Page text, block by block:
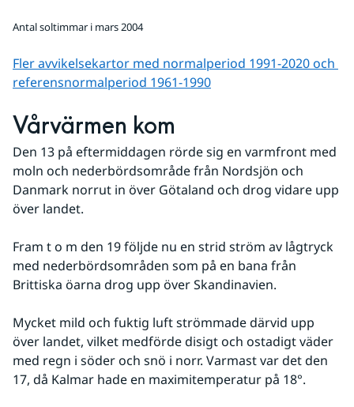
Antal soltimmar i mars 2004
Fler avvikelsekartor med normalperiod 1991-2020 och
referens­normalperiod 1961-1990
Vårvärmen kom
Den 13 på eftermiddagen rörde sig en varmfront med
moln och nederbördsområde från Nordsjön och
Danmark norrut in över Götaland och drog vidare upp
över landet.
Fram t o m den 19 följde nu en strid ström av lågtryck
med nederbördsområden som på en bana från
Brittiska öarna drog upp över Skandinavien.
Mycket mild och fuktig luft strömmade därvid upp
över landet, vilket medförde disigt och ostadigt väder
med regn i söder och snö i norr. Varmast var det den
17, då Kalmar hade en maximitemperatur på 18°.